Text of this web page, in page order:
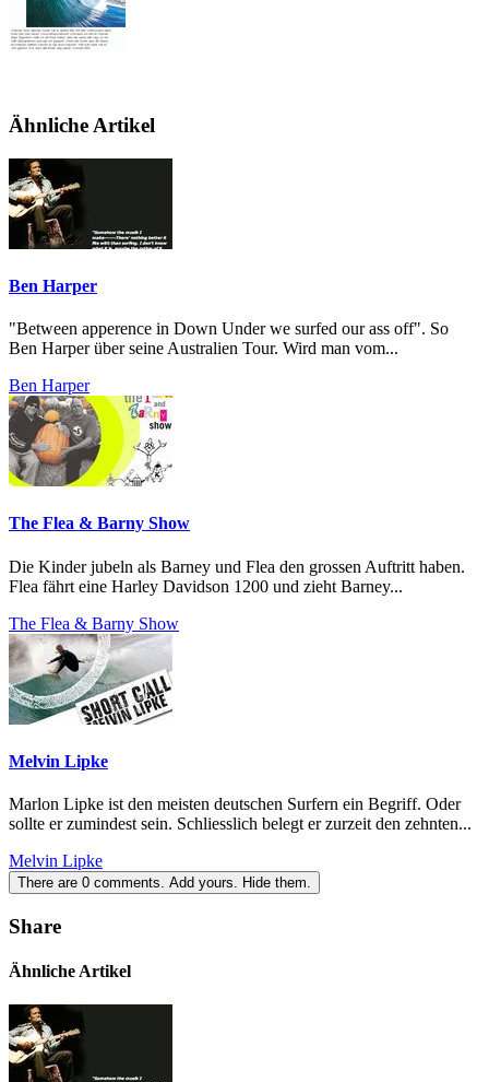
Ähnliche Artikel
Ben Harper
"Between apperence in Down Under we surfed our ass off". So
Ben Harper über seine Australien Tour. Wird man vom...
Ben Harper
The Flea & Barny Show
Die Kinder jubeln als Barney und Flea den grossen Auftritt haben.
Flea fährt eine Harley Davidson 1200 und zieht Barney...
The Flea & Barny Show
Melvin Lipke
Marlon Lipke ist den meisten deutschen Surfern ein Begriff. Oder
sollte er zumindest sein. Schliesslich belegt er zurzeit den zehnten...
Melvin Lipke
There are 0 comments. Add yours. Hide them.
Share
Ähnliche Artikel